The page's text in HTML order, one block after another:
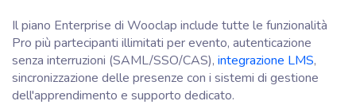
Il piano Enterprise di Wooclap include tutte le funzionalità
Pro più partecipanti illimitati per evento, autenticazione
senza interruzioni (SAML/SSO/CAS), integrazione LMS,
sincronizzazione delle presenze con i sistemi di gestione
dell'apprendimento e supporto dedicato.